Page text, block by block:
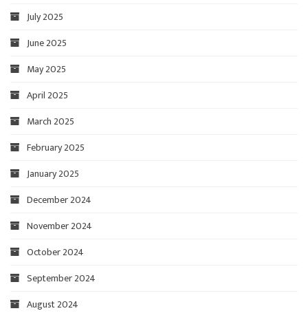
July 2025
June 2025
May 2025
April 2025
March 2025
February 2025
January 2025
December 2024
November 2024
October 2024
September 2024
August 2024